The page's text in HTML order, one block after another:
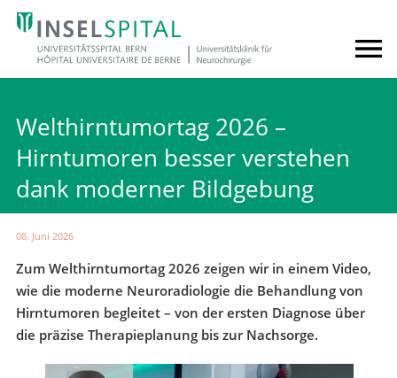
Welthirntumortag 2026 –
Hirntumoren besser verstehen
dank moderner Bildgebung
08. Juni 2026
Zum Welthirntumortag 2026 zeigen wir in einem Video,
wie die moderne Neuroradiologie die Behandlung von
Hirntumoren begleitet – von der ersten Diagnose über
die präzise Therapieplanung bis zur Nachsorge.